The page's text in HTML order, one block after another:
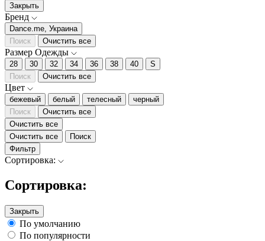
Закрыть
Бренд
Dance.me, Украина
Поиск
Очистить все
Размер Одежды
28 30 32 34 36 38 40
S
Поиск
Очистить все
Цвет
бежевый белый телесный
черный
Поиск
Очистить все
Очистить все
Очистить все
Поиск
Фильтр
Сортировка:
Сортировка:
Закрыть
По умолчанию
По популярности